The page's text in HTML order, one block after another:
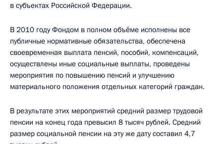
в субъектах Российской Федерации.
В 2010 году Фондом в полном объёме исполнены все
публичные нормативные обязательства, обеспечена
своевременная выплата пенсий, пособий, компенсаций,
осуществлены иные социальные выплаты, проведены
мероприятия по повышению пенсий и улучшению
материального положения отдельных категорий граждан.
В результате этих мероприятий средний размер трудовой
пенсии на конец года превысил 8 тысяч рублей. Средний
размер социальной пенсии на эту же дату составил 4,7